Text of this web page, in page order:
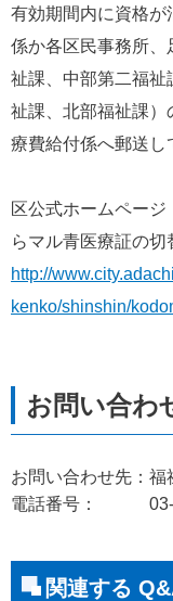
有効期間内に資格が
係か各区民事務所、
祉課、中部第二福祉
祉課、北部福祉課）
療費給付係へ郵送
区公式ホームペー
らマル青医療証の切
http://
kenko/shinshin/
お問い合わせ先：
電話番号： 03-
関連する